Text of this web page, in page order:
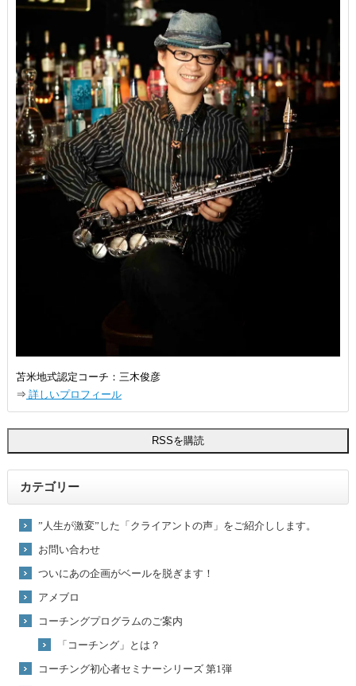
苫米地式認定コーチ：三木俊彦
⇒ 詳しいプロフィール
カテゴリー
”人生が激変”した「クライアントの声」をご紹介しします。
お問い合わせ
ついにあの企画がベールを脱ぎます！
アメブロ
コーチングプログラムのご案内
「コーチング」とは？
コーチング初心者セミナーシリーズ 第1弾